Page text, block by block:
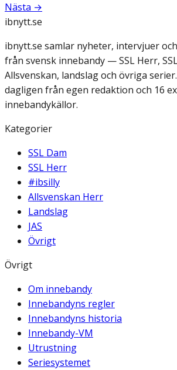
Nästa →
ibnytt.se
ibnytt.se samlar nyheter, intervjuer
från svensk innebandy — SSL Herr,
Allsvenskan, landslag och övriga
dagligen från egen redaktion och 16
innebandykällor.
Kategorier
SSL Dam
SSL Herr
#ibsilly
Allsvenskan Herr
Landslag
JAS
Övrigt
Övrigt
Om innebandy
Innebandyns regler
Innebandyns historia
Innebandy-VM
Utrustning
Seriesystemet